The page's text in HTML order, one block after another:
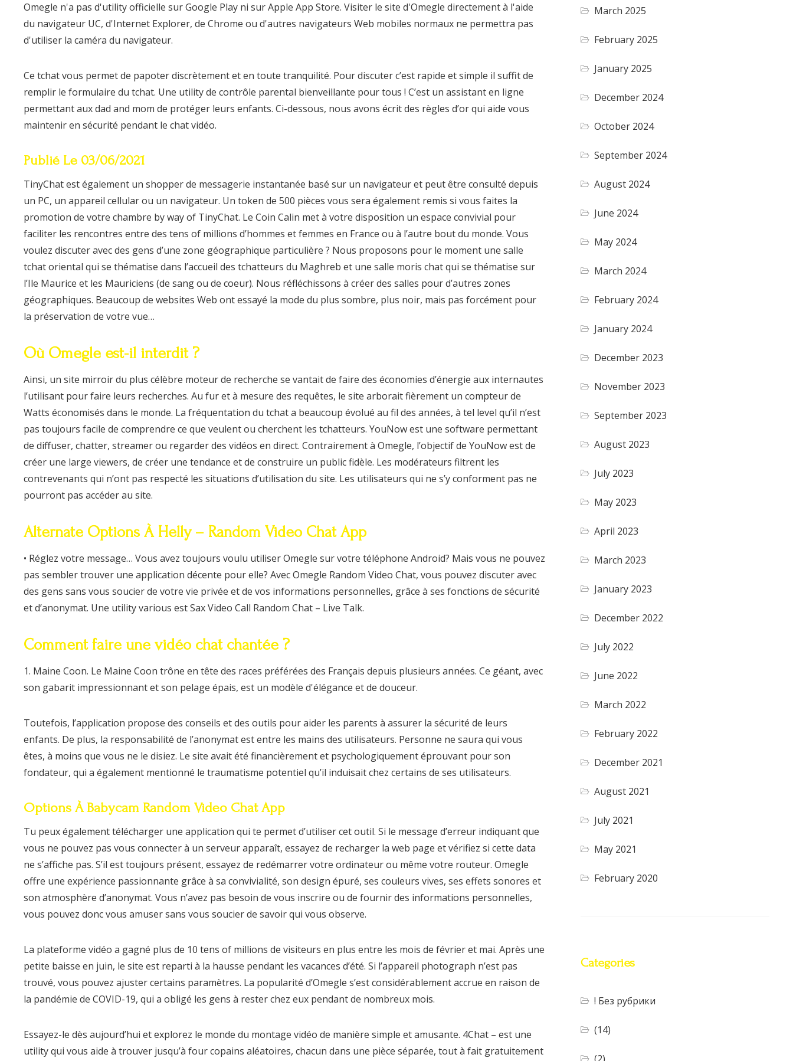
Omegle n'a pas d'utility officielle sur Google Play ni sur Apple App Store. Visiter le site d'Omegle directement à l'aide
du navigateur UC, d'Internet Explorer, de Chrome ou d'autres navigateurs Web mobiles normaux ne permettra pas
d'utiliser la caméra du navigateur.
Ce tchat vous permet de papoter discrètement et en toute tranquilité. Pour discuter c’est rapide et simple il suffit de
remplir le formulaire du tchat. Une utility de contrôle parental bienveillante pour tous ! C’est un assistant en ligne
permettant aux dad and mom de protéger leurs enfants. Ci-dessous, nous avons écrit des règles d’or qui aide vous
maintenir en sécurité pendant le chat vidéo.
Publié Le 03/06/2021
TinyChat est également un shopper de messagerie instantanée basé sur un navigateur et peut être consulté depuis
un PC, un appareil cellular ou un navigateur. Un token de 500 pièces vous sera également remis si vous faites la
promotion de votre chambre by way of TinyChat. Le Coin Calin met à votre disposition un espace convivial pour
faciliter les rencontres entre des tens of millions d’hommes et femmes en France ou à l’autre bout du monde. Vous
voulez discuter avec des gens d’une zone géographique particulière ? Nous proposons pour le moment une salle
tchat oriental qui se thématise dans l’accueil des tchatteurs du Maghreb et une salle moris chat qui se thématise sur
l’Ile Maurice et les Mauriciens (de sang ou de coeur). Nous réfléchissons à créer des salles pour d’autres zones
géographiques. Beaucoup de websites Web ont essayé la mode du plus sombre, plus noir, mais pas forcément pour
la préservation de votre vue…
Où Omegle est-il interdit ?
Ainsi, un site mirroir du plus célèbre moteur de recherche se vantait de faire des économies d’énergie aux internautes
l’utilisant pour faire leurs recherches. Au fur et à mesure des requêtes, le site arborait fièrement un compteur de
Watts économisés dans le monde. La fréquentation du tchat a beaucoup évolué au fil des années, à tel level qu’il n’est
pas toujours facile de comprendre ce que veulent ou cherchent les tchatteurs. YouNow est une software permettant
de diffuser, chatter, streamer ou regarder des vidéos en direct. Contrairement à Omegle, l’objectif de YouNow est de
créer une large viewers, de créer une tendance et de construire un public fidèle. Les modérateurs filtrent les
contrevenants qui n’ont pas respecté les situations d’utilisation du site. Les utilisateurs qui ne s’y conforment pas ne
pourront pas accéder au site.
Alternate Options À Helly – Random Video Chat App
• Réglez votre message… Vous avez toujours voulu utiliser Omegle sur votre téléphone Android? Mais vous ne pouvez
pas sembler trouver une application décente pour elle? Avec Omegle Random Video Chat, vous pouvez discuter avec
des gens sans vous soucier de votre vie privée et de vos informations personnelles, grâce à ses fonctions de sécurité
et d’anonymat. Une utility various est Sax Video Call Random Chat – Live Talk.
Comment faire une vidéo chat chantée ?
1. Maine Coon. Le Maine Coon trône en tête des races préférées des Français depuis plusieurs années. Ce géant, avec
son gabarit impressionnant et son pelage épais, est un modèle d'élégance et de douceur.
Toutefois, l’application propose des conseils et des outils pour aider les parents à assurer la sécurité de leurs
enfants. De plus, la responsabilité de l’anonymat est entre les mains des utilisateurs. Personne ne saura qui vous
êtes, à moins que vous ne le disiez. Le site avait été financièrement et psychologiquement éprouvant pour son
fondateur, qui a également mentionné le traumatisme potentiel qu’il induisait chez certains de ses utilisateurs.
Options À Babycam Random Video Chat App
Tu peux également télécharger une application qui te permet d’utiliser cet outil. Si le message d’erreur indiquant que
vous ne pouvez pas vous connecter à un serveur apparaît, essayez de recharger la web page et vérifiez si cette data
ne s’affiche pas. S’il est toujours présent, essayez de redémarrer votre ordinateur ou même votre routeur. Omegle
offre une expérience passionnante grâce à sa convivialité, son design épuré, ses couleurs vives, ses effets sonores et
son atmosphère d’anonymat. Vous n’avez pas besoin de vous inscrire ou de fournir des informations personnelles,
vous pouvez donc vous amuser sans vous soucier de savoir qui vous observe.
La plateforme vidéo a gagné plus de 10 tens of millions de visiteurs en plus entre les mois de février et mai. Après une
petite baisse en juin, le site est reparti à la hausse pendant les vacances d’été. Si l’appareil photograph n’est pas
trouvé, vous pouvez ajuster certains paramètres. La popularité d’Omegle s’est considérablement accrue en raison de
la pandémie de COVID-19, qui a obligé les gens à rester chez eux pendant de nombreux mois.
Essayez-le dès aujourd’hui et explorez le monde du montage vidéo de manière simple et amusante. 4Chat – est une
utility qui vous aide à trouver jusqu’à four copains aléatoires, chacun dans une pièce séparée, tout à fait gratuitement
March 2025
February 2025
January 2025
December 2024
October 2024
September 2024
August 2024
June 2024
May 2024
March 2024
February 2024
January 2024
December 2023
November 2023
September 2023
August 2023
July 2023
May 2023
April 2023
March 2023
January 2023
December 2022
July 2022
June 2022
March 2022
February 2022
December 2021
August 2021
July 2021
May 2021
February 2020
Categories
! Без рубрики
(14)